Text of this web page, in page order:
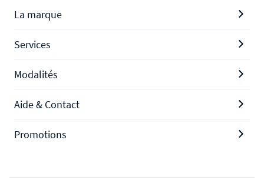
La marque
Services
Modalités
Aide & Contact
Promotions